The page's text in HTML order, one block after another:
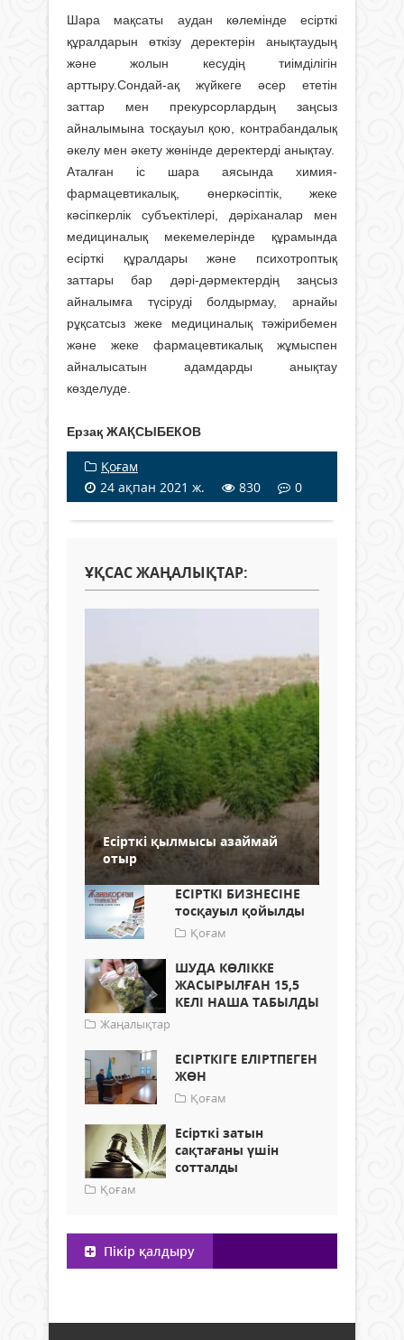
Шара мақсаты аудан көлемінде есірткі
құралдарын өткізу деректерін анықтаудың
және жолын кесудің тиімділігін
арттыру.Сондай-ақ жүйкеге әсер ететін
заттар мен прекурсорлардың заңсыз
айналымына тосқауыл қою, контрабандалық
әкелу мен әкету жөнінде деректерді анықтау.
Аталған іс шара аясында химия-
фармацевтикалық, өнеркәсіптік, жеке
кәсіпкерлік субъектілері, дәріханалар мен
медициналық мекемелерінде құрамында
есірткі құралдары және психотроптық
заттары бар дәрі-дәрмектердің заңсыз
айналымға түсіруді болдырмау, арнайы
рұқсатсыз жеке медициналық тәжірибемен
және жеке фармацевтикалық жұмыспен
айналысатын адамдарды анықтау
көзделуде.
Ерзақ ЖАҚСЫБЕКОВ
Қоғам
24 ақпан 2021 ж.
830 0
ҰҚСАС ЖАҢАЛЫҚТАР:
Есірткі қылмысы азаймай
отыр
ЕСІРТКІ БИЗНЕСІНЕ
тосқауыл қойылды
Қоғам
ШУДА КӨЛІККЕ
ЖАСЫРЫЛҒАН 15,5
КЕЛІ НАША ТАБЫЛДЫ
Жаңалықтар
ЕСІРТКІГЕ ЕЛІРТПЕГЕН
ЖӨН
Қоғам
Есірткі затын
сақтағаны үшін
сотталды
Қоғам
Пікір қалдыру